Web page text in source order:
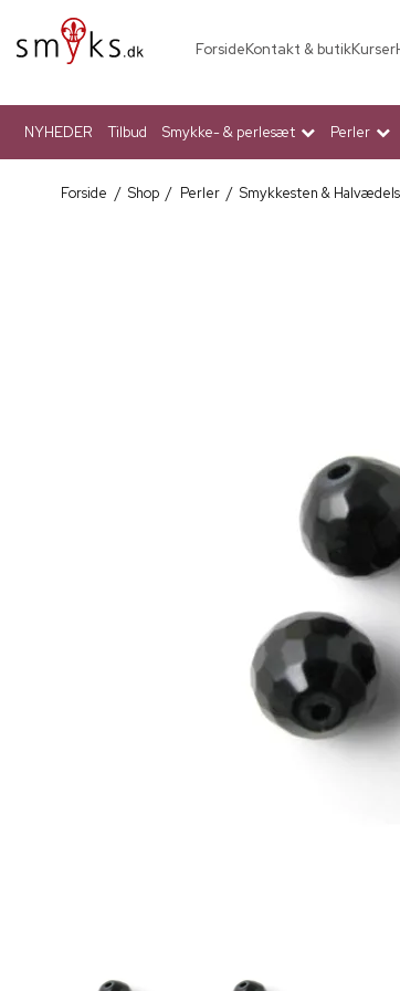
ForsideKontakt & butikKurser
NYHEDER Tilbud Smykke- & perlesæt Perler
Forside / Shop / Perler / Smykkesten &